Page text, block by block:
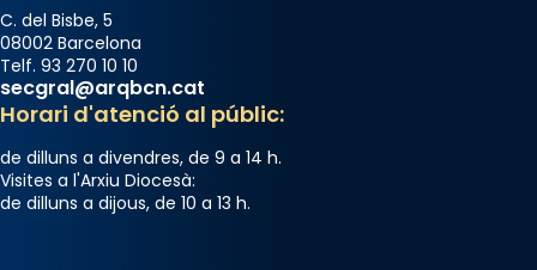
C. del Bisbe, 5
08002 Barcelona
Telf. 93 270 10 10
secgral@arqbcn.cat
Horari d'atenció al públic:
de dilluns a divendres, de 9 a 14 h.
Visites a l'Arxiu Diocesà:
de dilluns a dijous, de 10 a 13 h.